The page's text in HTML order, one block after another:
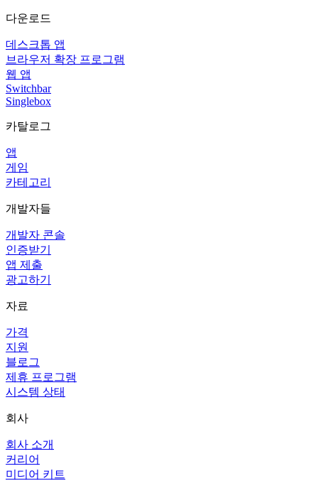
다운로드
데스크톱 앱
브라우저 확장 프로그램
웹 앱
Switchbar
Singlebox
카탈로그
앱
게임
카테고리
개발자들
개발자 콘솔
인증받기
앱 제출
광고하기
자료
가격
지원
블로그
제휴 프로그램
시스템 상태
회사
회사 소개
커리어
미디어 키트